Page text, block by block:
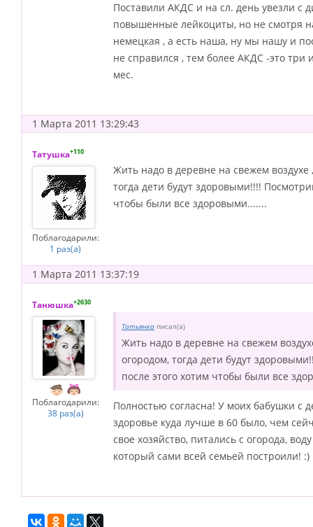
Поставили АКДС и на сл. день увезли с
повышенные лейкоциты, но не смотря
немецкая , а есть наша, ну мы нашу и
не справился , тем более АКДС -это три
мес.
1 Марта 2011 13:29:43
Татушка+110
Поблагодарили:
1 раз(а)
Жить надо в деревне на свежем
тогда дети будут здоровыми!!!!
чтобы были все здоровыми.......
1 Марта 2011 13:37:19
Танюшка+2630
Поблагодарили:
38 раз(а)
Татьянка писал(а)
Жить надо в деревне на свежем
огородом, тогда дети будут
после этого хотим чтобы были все
Полностью согласна! У моих бабушки с
здоровье куда лучше в 60 было, чем
свое хозяйство, питались с огорода,
который сами всей семьей построили! :)